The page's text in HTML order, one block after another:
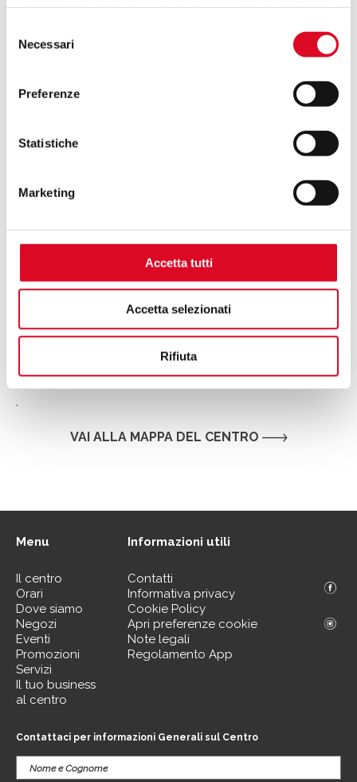
mediante il link “rivedi le tue scelte sui cookie” presente
delNecessari
Preferenze
Statistiche
Marketing
Accetta tutti
Accetta selezionati
Rifiuta
.
VAI ALLA MAPPA DEL CENTRO
Menu
Il centro
Orari
Dove siamo
Negozi
Eventi
Promozioni
Servizi
Il tuo business
al centro
Informazioni utili
Contatti
Informativa privacy
Cookie Policy
Apri preferenze cookie
Note legali
Regolamento App
Contattaci per informazioni Generali sul Centro